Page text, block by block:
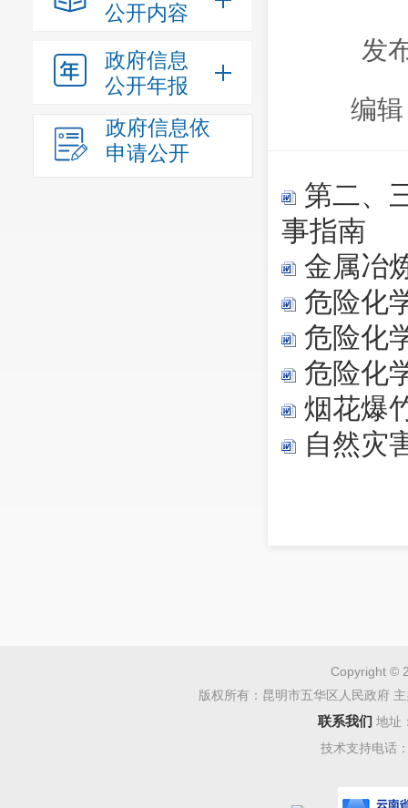
公开内容
政府信息
公开年报
政府信息依
申请公开
发
编
第二、
事指南
金属冶
危险化
危险化
危险化
烟花爆
自然灾
Copyright ©
版权所有：昆明市五华区人民政府
联系我们 地址
技术支持电话